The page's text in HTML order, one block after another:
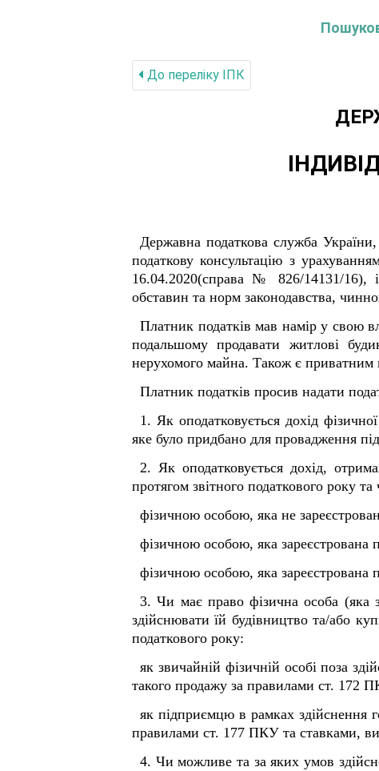
До переліку IПК
Державна податкова служба
податкову консультацію з
16.04.2020(справа № 826/14131/16),
обставин та норм законодавства,
Платник податків мав намір у свою
подальшому продавати житлові
нерухомого майна. Також є приватним
Платник податків просив надати
1. Як оподатковується дохід
яке було придбано для провадження
2. Як оподатковується дохід,
протягом звітного податкового року
фізичною особою, яка не
фізичною особою, яка зареєстрована
фізичною особою, яка зареєстрована
3. Чи має право фізична особа (яка
здійснювати їй будівництво та/або
податкового року:
як звичайній фізичній особі поза
такого продажу за правилами ст. 172
як підприємцю в рамках здійснення
правилами ст. 177 ПКУ та ставками,
4. Чи можливе та за яких умов